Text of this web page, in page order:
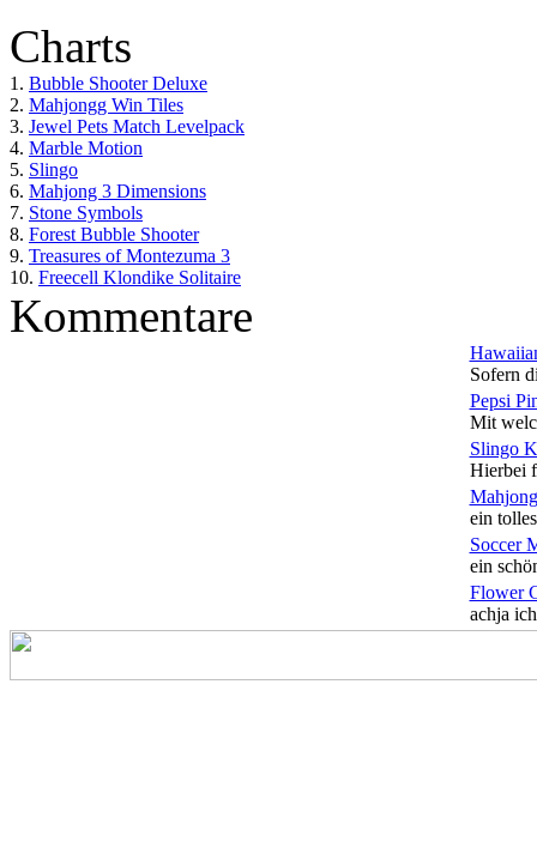
Charts
1. Bubble Shooter Deluxe
2. Mahjongg Win Tiles
3. Jewel Pets Match Levelpack
4. Marble Motion
5. Slingo
6. Mahjong 3 Dimensions
7. Stone Symbols
8. Forest Bubble Shooter
9. Treasures of Montezuma 3
10. Freecell Klondike Solitaire
Kommentare
Sofern
Pepsi
Mit
Slingo
Hierbei
ein
Soccer
ein
Flower
achja